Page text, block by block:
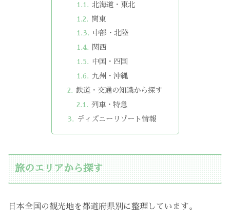
北海道・東北
関東
中部・北陸
関西
中国・四国
九州・沖縄
鉄道・交通の知識から探す
列車・特急
ディズニーリゾート情報
旅のエリアから探す
日本全国の観光地を都道府県別に整理しています。